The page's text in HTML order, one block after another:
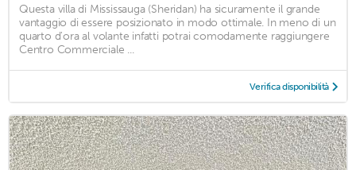
Questa villa di Mississauga (Sheridan) ha sicuramente il grande
vantaggio di essere posizionato in modo ottimale. In meno di un
quarto d'ora al volante infatti potrai comodamente raggiungere
Centro Commerciale ...
Verifica disponibilità